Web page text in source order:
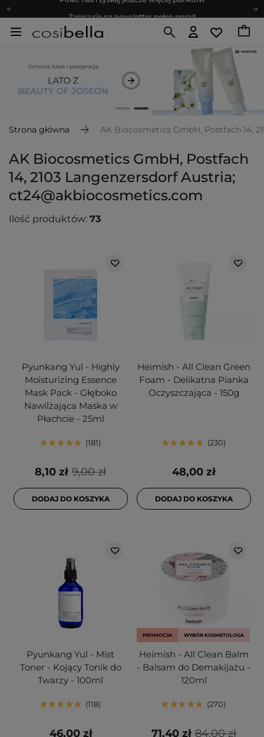
Bezpłatne konsultacje kosmetologiczne
Poleć nas i zyskaj jeszcze więcej punktów
Zapisz się na newsletter pełen porad
Strona główna AK Biocosmetics GmbH, Postfach 14,
AK Biocosmetics GmbH, Postfach
14, 2103 Langenzersdorf Austria;
ct24@akbiocosmetics.com
Ilość produktów: 73
Pyunkang Yul - Highly
Moisturizing Essence
Mask Pack - Głęboko
Nawilżająca Maska w
Płachcie - 25ml
181
9,00 zł
8,10 zł
DODAJ DO KOSZYKA
Heimish - All Clean Green
Foam - Delikatna Pianka
Oczyszczająca - 150g
230
48,00 zł
DODAJ DO KOSZYKA
Pyunkang Yul - Mist
Toner - Kojący Tonik do
Twarzy - 100ml
118
46,00 zł
PROMOCJA WYBÓR KOSMETOLOGA
Heimish - All Clean Balm
- Balsam do Demakijażu -
120ml
270
84,00 zł
71,40 zł